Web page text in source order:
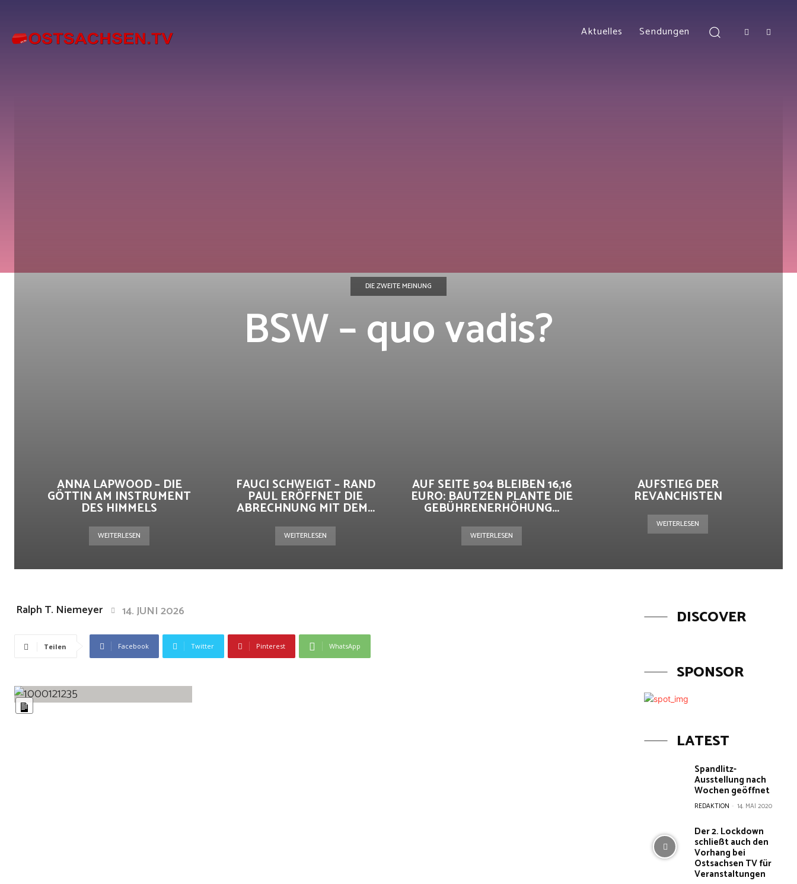
Aktuelles Sendungen
DIE ZWEITE MEINUNG
BSW – quo vadis?
ANNA LAPWOOD – DIE
GÖTTIN AM INSTRUMENT
DES HIMMELS
WEITERLESEN
FAUCI SCHWEIGT – RAND
PAUL ERÖFFNET DIE
ABRECHNUNG MIT DEM...
WEITERLESEN
AUF SEITE 504 BLEIBEN 16,16
EURO: BAUTZEN PLANTE DIE
GEBÜHRENERHÖHUNG...
WEITERLESEN
AUFSTIEG DER
REVANCHISTEN
WEITERLESEN
Ralph T. Niemeyer 14. JUNI 2026
Teilen Facebook Twitter Pinterest WhatsApp
L
a
DISCOVER
SPONSOR
LATEST
Spandlitz-
Ausstellung nach
Wochen geöffnet
REDAKTION - 14. MAI 2020
Der 2. Lockdown
schließt auch den
Vorhang bei
Ostsachsen TV für
Veranstaltungen